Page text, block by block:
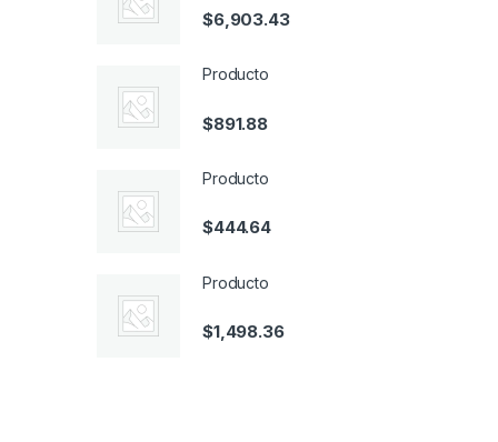
$6,903.43
Producto
$891.88
Producto
$444.64
Producto
$1,498.36